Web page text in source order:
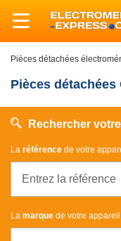
Pièces détachées
Pièces
Rechercher
La référence de votre
La marque de votre appareil